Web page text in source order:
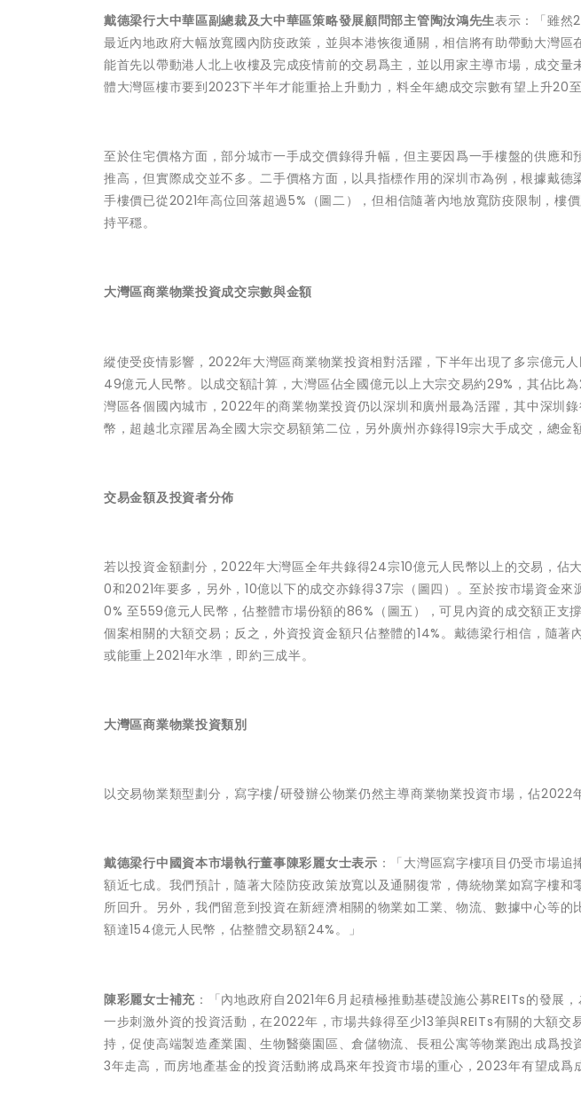
戴德梁行大中華區副總裁及大中華區策略發展顧問部主管陶汝鴻先生表示：「雖然
最近內地政府大幅放寬國內防疫政策，並與本港恢復通關，相信將有助帶動大灣
能首先以帶動港人北上收樓及完成疫情前的交易爲主，並以用家主導市場，成交
體大灣區樓市要到2023下半年才能重拾上升動力，料全年總成交宗數有望上升20至
至於住宅價格方面，部分城市一手成交價錄得升幅，但主要因爲一手樓盤的供應
推高，但實際成交並不多。二手價格方面，以具指標作用的深圳市為例，根據戴
手樓價已從2021年高位回落超過5%（圖二），但相信隨著內地放寬防疫限制，樓
持平穩。
大灣區商業物業投資成交宗數與金額
縱使受疫情影響，2022年大灣區商業物業投資相對活躍，下半年出現了多宗億元
49億元人民幣。以成交額計算，大灣區佔全國億元以上大宗交易約29%，其佔比
灣區各個國內城市，2022年的商業物業投資仍以深圳和廣州最為活躍，其中深圳
幣，超越北京躍居為全國大宗交易額第二位，另外廣州亦錄得19宗大手成交，總金
交易金額及投資者分佈
若以投資金額劃分，2022年大灣區全年共錄得24宗10億元人民幣以上的交易，佔
0和2021年要多，另外，10億以下的成交亦錄得37宗（圖四）。至於按市場資金
0% 至559億元人民幣，佔整體市場份額的86%（圖五），可見內資的成交額正支
個案相關的大額交易；反之，外資投資金額只佔整體的14%。戴德梁行相信，隨
或能重上2021年水準，即約三成半。
大灣區商業物業投資類別
以交易物業類型劃分，寫字樓/研發辦公物業仍然主導商業物業投資市場，佔2022
戴德梁行中國資本市場執行董事陳彩麗女士表示 ：「大灣區寫字樓項目仍受市場
額近七成。我們預計，隨著大陸防疫政策放寬以及通關復常，傳統物業如寫字樓
所回升。另外，我們留意到投資在新經濟相關的物業如工業、物流、數據中心等
額達154億元人民幣，佔整體交易額24%。」
陳彩麗女士補充：「內地政府自2021年6月起積極推動基礎設施公募REITs的發展
一步刺激外資的投資活動，在2022年，市場共錄得至少13筆與REITs有關的大額交
持，促使高端製造產業園、生物醫藥園區、倉儲物流、長租公寓等物業跑出成爲
3年走高，而房地產基金的投資活動將成爲來年投資市場的重心，2023年有望成爲